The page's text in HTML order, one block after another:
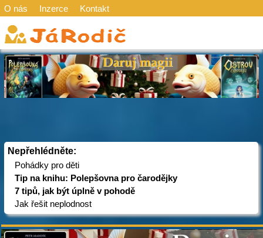
O nás Inzerce Kontakt
Nepřehlédněte:
Pohádky pro děti
Tip na knihu: Polepšovna pro čarodějky
7 tipů, jak být úplně v pohodě
Jak řešit neplodnost